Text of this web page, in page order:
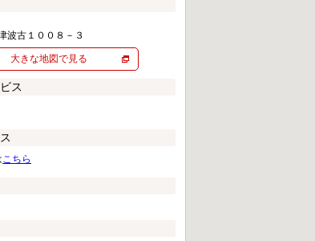
波古１００８－３
大きな地図で見る
ス
こちら